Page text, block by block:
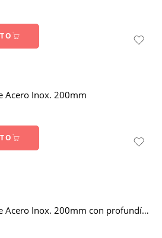
Acero Inox. 200mm
Pie de Metro Análogo de Acero Inox. 200mm con profundímetro